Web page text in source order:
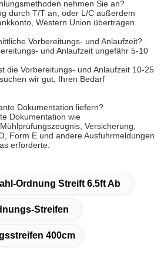
nehmen Sie an?
durch T/T an, oder L/C außerdem
Western Union übertragen.
Vorbereitungs- und Anlaufzeit?
und Anlaufzeit ungefähr 5-10
die Vorbereitungs- und Anlaufzeit 10-25
wir gut, Ihren Bedarf
Dokumentation liefern?
Dokumentation wie
Versicherung,
Form E und andere Ausfuhrmeldungen
erforderte.
Ordnung Streift 6.5ft Ab
Streifen
400cm